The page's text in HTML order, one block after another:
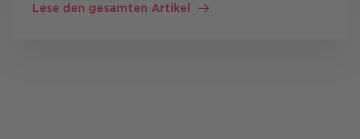
häufig gleichzeitig mit: CRM-Systemen
Lese den gesamten Artikel